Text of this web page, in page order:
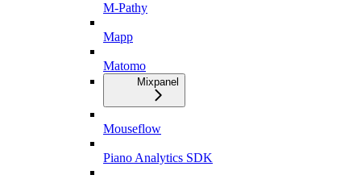
M-Pathy
Mapp
Matomo
Mixpanel
Mouseflow
Piano Analytics SDK